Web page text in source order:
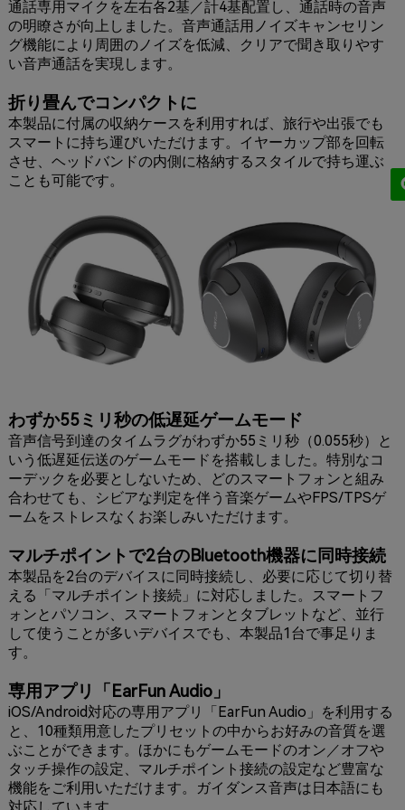
通話専用マイクを左右各2基／計4基配置し、通話時の音声
の明瞭さが向上しました。音声通話用ノイズキャンセリン
グ機能により周囲のノイズを低減、クリアで聞き取りやす
い音声通話を実現します。
折り畳んでコンパクトに
本製品に付属の収納ケースを利用すれば、旅行や出張でも
スマートに持ち運びいただけます。イヤーカップ部を回転
させ、ヘッドバンドの内側に格納するスタイルで持ち運ぶ
ことも可能です。
わずか55ミリ秒の低遅延ゲームモード
音声信号到達のタイムラグがわずか55ミリ秒（0.055秒）と
いう低遅延伝送のゲームモードを搭載しました。特別なコ
ーデックを必要としないため、どのスマートフォンと組み
合わせても、シビアな判定を伴う音楽ゲームやFPS/TPSゲ
ームをストレスなくお楽しみいただけます。
マルチポイントで2台のBluetooth機器に同時接続
本製品を2台のデバイスに同時接続し、必要に応じて切り替
える「マルチポイント接続」に対応しました。スマートフ
ォンとパソコン、スマートフォンとタブレットなど、並行
して使うことが多いデバイスでも、本製品1台で事足りま
す。
専用アプリ「EarFun Audio」
iOS/Android対応の専用アプリ「EarFun Audio」を利用する
と、10種類用意したプリセットの中からお好みの音質を選
ぶことができます。ほかにもゲームモードのオン／オフや
タッチ操作の設定、マルチポイント接続の設定など豊富な
機能をご利用いただけます。ガイダンス音声は日本語にも